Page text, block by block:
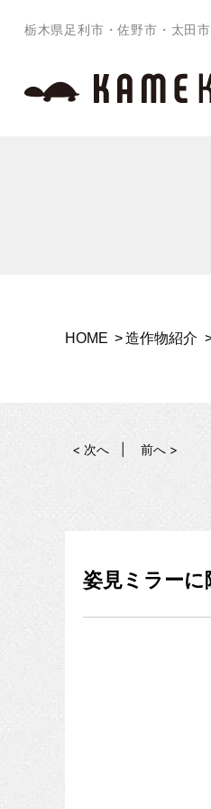
栃木県足利市・佐野市・太田
HOME 造作物紹介
< 次へ 前へ >
姿見ミラー